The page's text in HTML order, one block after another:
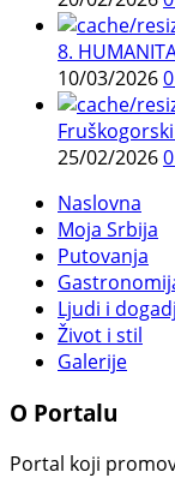
8.
10/03/2026
25/02/2026
Naslovna
Moja Srbija
Putovanja
Ljudi i
Život i stil
Galerije
O Portalu
Portal koji